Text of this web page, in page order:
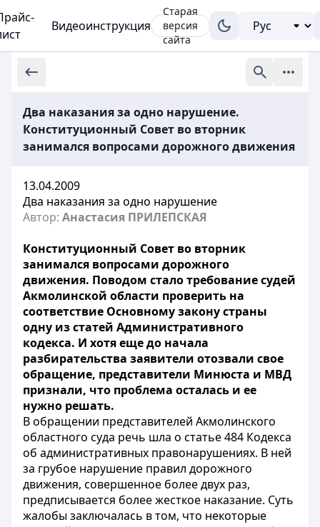
Видеоинструкция
Старая
версия
сайта
Два наказания за одно нарушение.
Конституционный Совет во вторник
занимался вопросами дорожного движения
13.04.2009
Два наказания за одно нарушение
Автор: Анастасия ПРИЛЕПСКАЯ
Конституционный Совет во вторник
занимался вопросами дорожного
движения. Поводом стало требование судей
Акмолинской области проверить на
соответствие Основному закону страны
одну из статей Административного
кодекса. И хотя еще до начала
разбирательства заявители отозвали свое
обращение, представители Минюста и МВД
признали, что проблема осталась и ее
нужно решать.
В обращении представителей Акмолинского
областного суда речь шла о статье 484 Кодекса
об административных правонарушениях. В ней
за грубое нарушение правил дорожного
движения, совершенное более двух раз,
предписывается более жесткое наказание. Суть
жалобы заключалась в том, что некоторые